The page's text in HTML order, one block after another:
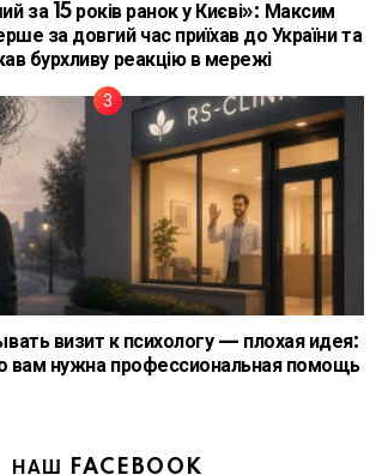
за 15 років ранок у Києві»: Максим
за довгий час приїхав до України та
бурхливу реакцію в мережі
визит к психологу — плохая идея:
вам нужна профессиональная помощь
НАШ FACEBOOK